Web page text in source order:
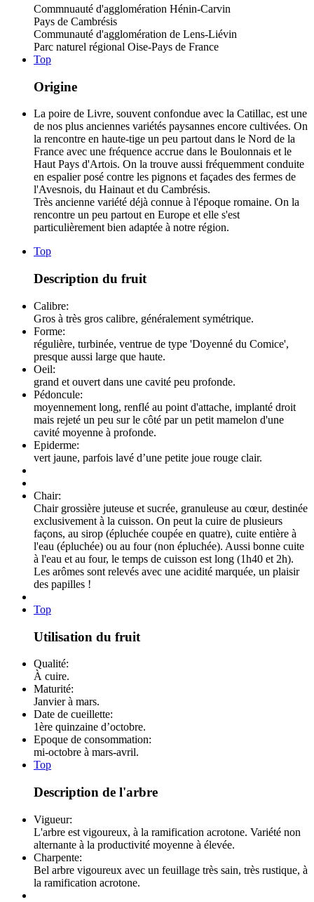
Commnuauté d'agglomération Hénin-Carvin
Pays de Cambrésis
Communauté d'agglomération de Lens-Liévin
Parc naturel régional Oise-Pays de France
Top
Origine
La poire de Livre, souvent confondue avec la Catillac, est une
de nos plus anciennes variétés paysannes encore cultivées. On
la rencontre en haute-tige un peu partout dans le Nord de la
France avec une fréquence accrue dans le Boulonnais et le
Haut Pays d'Artois. On la trouve aussi fréquemment conduite
en espalier posé contre les pignons et façades des fermes de
l'Avesnois, du Hainaut et du Cambrésis.
Très ancienne variété déjà connue à l'époque romaine. On la
rencontre un peu partout en Europe et elle s'est
particulièrement bien adaptée à notre région.
Top
Description du fruit
Calibre:
Gros à très gros calibre, généralement symétrique.
Forme:
régulière, turbinée, ventrue de type 'Doyenné du Comice',
presque aussi large que haute.
Oeil:
grand et ouvert dans une cavité peu profonde.
Pédoncule:
moyennement long, renflé au point d'attache, implanté droit
mais rejeté un peu sur le côté par un petit mamelon d'une
cavité moyenne à profonde.
Epiderme:
vert jaune, parfois lavé d’une petite joue rouge clair.
Chair:
Chair grossière juteuse et sucrée, granuleuse au cœur, destinée
exclusivement à la cuisson. On peut la cuire de plusieurs
façons, au sirop (épluchée coupée en quatre), cuite entière à
l'eau (épluchée) ou au four (non épluchée). Aussi bonne cuite
à l'eau et au four, le temps de cuisson est long (1h40 et 2h).
Les arômes sont relevés avec une acidité marquée, un plaisir
des papilles !
Top
Utilisation du fruit
Qualité:
À cuire.
Maturité:
Janvier à mars.
Date de cueillette:
1ère quinzaine d’octobre.
Epoque de consommation:
mi-octobre à mars-avril.
Top
Description de l'arbre
Vigueur:
L'arbre est vigoureux, à la ramification acrotone. Variété non
alternante à la productivité moyenne à élevée.
Charpente:
Bel arbre vigoureux avec un feuillage très sain, très rustique, à
la ramification acrotone.